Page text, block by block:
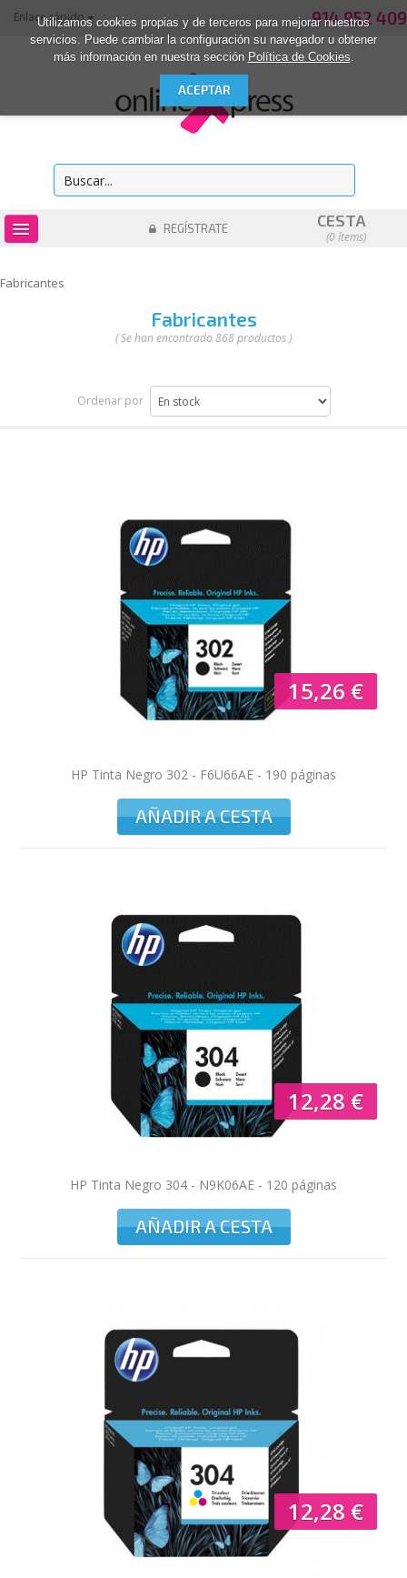
Enlace rápido
REGÍSTRATE CESTA
(0 ítems)
Utilizamos cookies propias y de terceros para mejorar nuestros
servicios. Puede cambiar la configuración su navegador u obtener
más información en nuestra sección Política de Cookies.
914 952 409
ACCESORIOS
Fabricantes
Fabricantes
( Se han encontrado 868 productos )
Ordenar por
15,26 €
HP Tinta Negro 302 - F6U66AE - 190 páginas
AÑADIR A CESTA
12,28 €
HP Tinta Negro 304 - N9K06AE - 120 páginas
AÑADIR A CESTA
12,28 €